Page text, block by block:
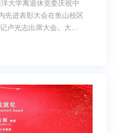
大学离退休党委庆祝中
先进表彰大会在鱼山校区
卢光志出席大会。大会
卢光志代表学校党委向
是一部砥砺前行的奋斗
中华民族复兴征程上最
强离退休党委的党建工
守初心，退休不褪色。